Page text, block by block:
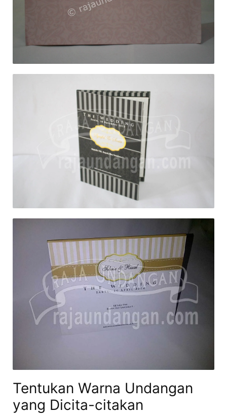
Tentukan Warna Undangan
yang Dicita-citakan